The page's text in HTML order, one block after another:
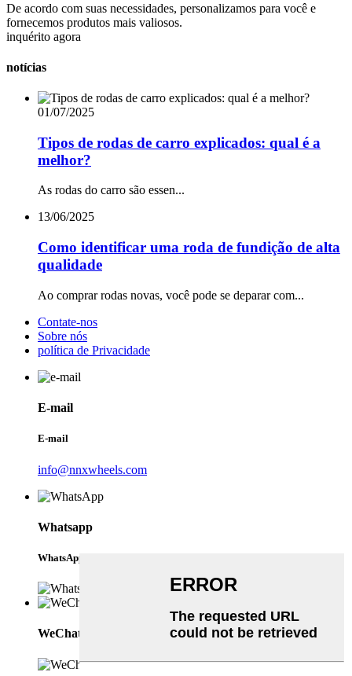
De acordo com suas necessidades, personalizamos para você e
fornecemos produtos mais valiosos.
inquérito agora
notícias
01/07/2025
Tipos de rodas de carro explicados: qual é a
melhor?
As rodas do carro são essen...
13/06/2025
Como identificar uma roda de fundição de alta
qualidade
Ao comprar rodas novas, você pode se deparar com...
Contate-nos
Sobre nós
política de Privacidade
E-mail
E-mail
info@nnxwheels.com
Whatsapp
WhatsApp
WeChat